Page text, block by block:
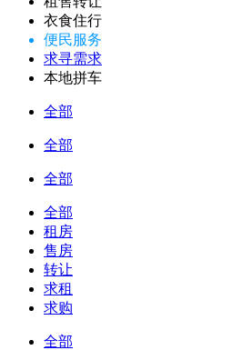
衣食住行
便民服务
求寻需求
本地拼车
全部
全部
全部
全部
租房
售房
转让
求租
求购
全部